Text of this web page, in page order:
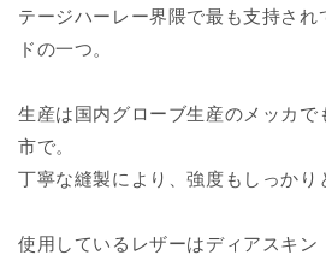
テージハーレー界隈で最も支持され
ドの一つ。
生産は国内グローブ生産のメッカで
市で。
丁寧な縫製により、強度もしっかり
使用しているレザーはディアスキン